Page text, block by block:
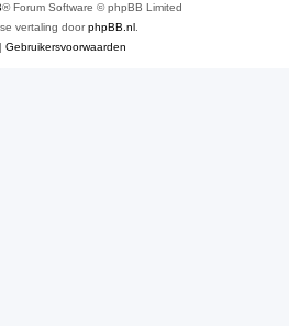
® Forum Software © phpBB Limited
vertaling doorphpBB.nl
| Gebruikersvoorwaarden